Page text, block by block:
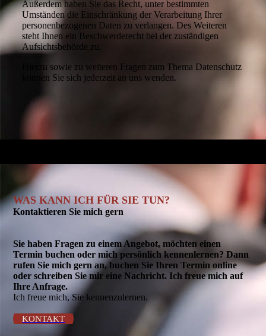
WAS KANN ICH FÜR SIE TUN?
Kontaktieren Sie mich gern
Sie haben Fragen zu einem Angebot, möchten einen
Termin buchen oder mich persönlich kennenlernen? Dann
rufen Sie mich gern an, buchen Sie Ihren Termin online
oder schreiben Sie mir eine Nachricht. Ich freue mich auf
Ihre Anfrage.
Ich freue mich, Sie kennenzulernen.
KONTAKT